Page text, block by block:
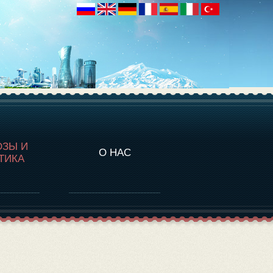
И
О НАС